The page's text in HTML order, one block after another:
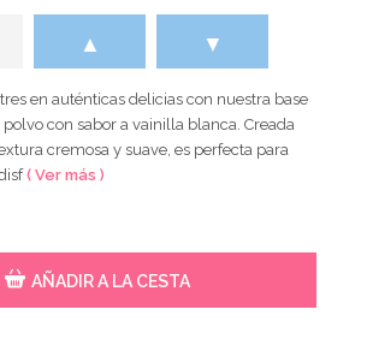
▲ ▼
en auténticas delicias con nuestra base
con sabor a vainilla blanca. Creada
cremosa y suave, es perfecta para
( Ver más )
AÑADIR A LA CESTA